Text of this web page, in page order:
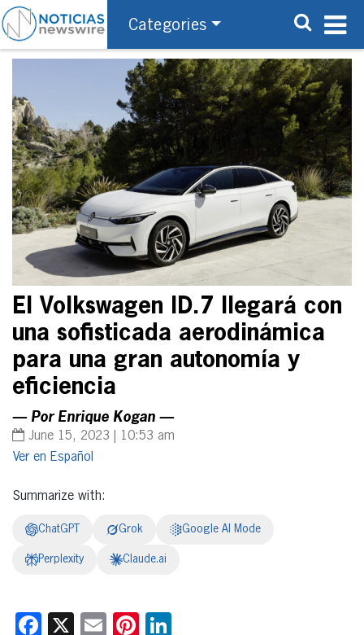
Categories
El Volkswagen ID.7 llegará con
una sofisticada aerodinámica
para una gran autonomía y
eficiencia
— Por Enrique Kogan —
June 15, 2023 | 10:53 am
Español
Summarize with:
ChatGPT Grok Google AI Mode
Perplexity Claude.ai
Facebook
X EmailPinterest